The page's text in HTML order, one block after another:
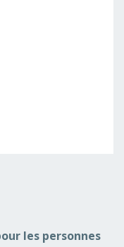
les personnes